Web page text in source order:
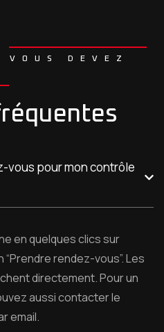
VOUS DEVEZ
vous pour mon contrôle
en quelques clics sur
rendez-vous”. Les
directement. Pour un
aussi contacter le
email.